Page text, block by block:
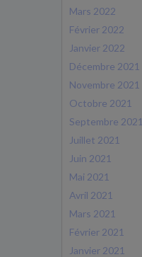
Mars 2022
Février 2022
Janvier 2022
Décembre 2021
Novembre 2021
Octobre 2021
Septembre 2021
Juillet 2021
Juin 2021
Mai 2021
Avril 2021
Mars 2021
Février 2021
Janvier 2021